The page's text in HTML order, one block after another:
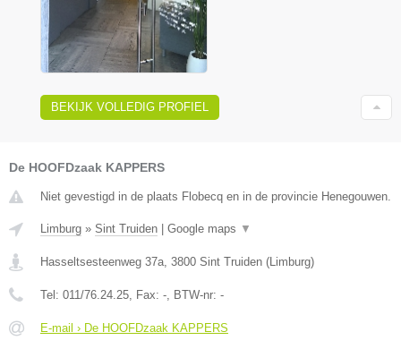
BEKIJK VOLLEDIG PROFIEL
De HOOFDzaak KAPPERS
Niet gevestigd in de plaats Flobecq en in de provincie Henegouwen.
Limburg » Sint Truiden | Google maps ▼
Hasseltsesteenweg 37a 3800 Sint Truiden (Limburg)
Tel: 011/76.24.25 , Fax: - , BTW-nr: -
E-mail › De HOOFDzaak KAPPERS